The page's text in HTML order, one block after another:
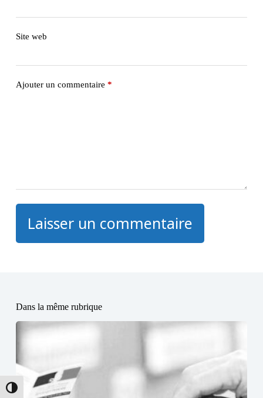
Passer en contraste élevé
Site web
Ajouter un commentaire *
Laisser un commentaire
Dans la même rubrique